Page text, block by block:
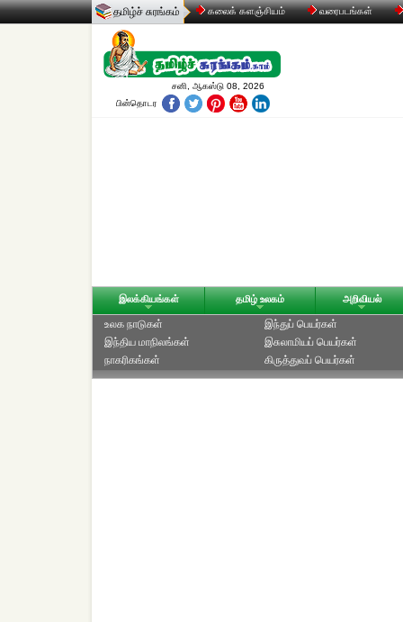
தமிழ்ச் சுரங்கம் கலைக் களஞ்சியம் வரைபடங்கள்
சனி, ஆகஸ்டு 08, 2026
பின்தொடர
இலக்கியங்கள் தமிழ் உலகம் அறிவியல்
உலக நாடுகள்
இந்திய மாநிலங்கள்
நாகரிகங்கள்
இந்துப் பெயர்கள்
இசுலாமியப் பெயர்கள்
கிருத்துவப் பெயர்கள்